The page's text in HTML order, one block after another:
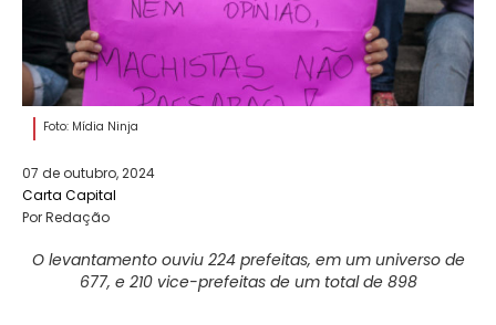
Foto: Mídia Ninja
07 de outubro, 2024
Carta Capital
Por Redação
O levantamento ouviu 224 prefeitas, em um universo de
677, e 210 vice-prefeitas de um total de 898